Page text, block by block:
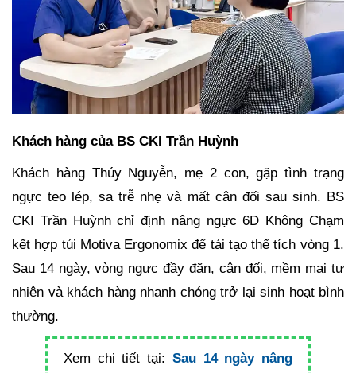
Khách hàng của BS CKI Trần Huỳnh
Khách hàng Thúy Nguyễn, mẹ 2 con, gặp tình trạng
ngực teo lép, sa trễ nhẹ và mất cân đối sau sinh. BS
CKI Trần Huỳnh chỉ định nâng ngực 6D Không Chạm
kết hợp túi Motiva Ergonomix để tái tạo thể tích vòng 1.
Sau 14 ngày, vòng ngực đầy đặn, cân đối, mềm mại tự
nhiên và khách hàng nhanh chóng trở lại sinh hoạt bình
thường.
Xem chi tiết tại: Sau 14 ngày nâng